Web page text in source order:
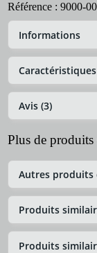
Référence : 9000-
Informations
Caractéristiques
Avis (3)
Plus de
Autres produits
Produits
Produits